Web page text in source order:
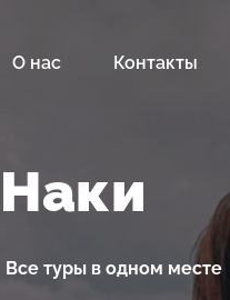
О нас Контакты
Все туры в одном месте